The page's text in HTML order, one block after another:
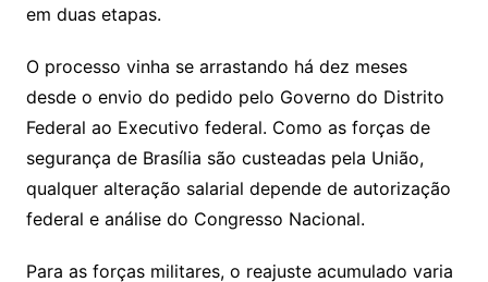
em duas etapas.
O processo vinha se arrastando há dez meses
desde o envio do pedido pelo Governo do Distrito
Federal ao Executivo federal. Como as forças de
segurança de Brasília são custeadas pela União,
qualquer alteração salarial depende de autorização
federal e análise do Congresso Nacional.
Para as forças militares, o reajuste acumulado varia